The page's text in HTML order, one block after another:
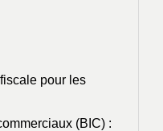
pour les
(BIC) :